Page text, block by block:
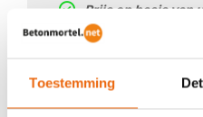
Toestemming
Prijs op basis van
Regelmatig nieuwe